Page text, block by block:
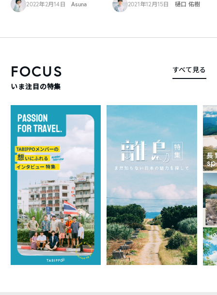
2022年2月14日 Asuna 2021年12月15日 樋口 佑樹
FOCUS
いま注目の特集
すべて見る